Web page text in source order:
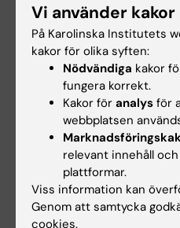
260602
Här kan du se pdf:en från Bodil
Lunds ledningsinfo den 2 juni
2026
Vi använder
På Karolinska Institutets
kakor för olika syften:
Nödvändiga kakor
fungera korrekt.
Kakor för analys för
webbplatsen
relevant innehåll
plattformar.
Viss information kan
Genom att samtycka
cookies.